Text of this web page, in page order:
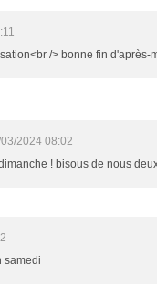
/> bonne fin d'après-
2024 08:02
! bisous de nous
samedi